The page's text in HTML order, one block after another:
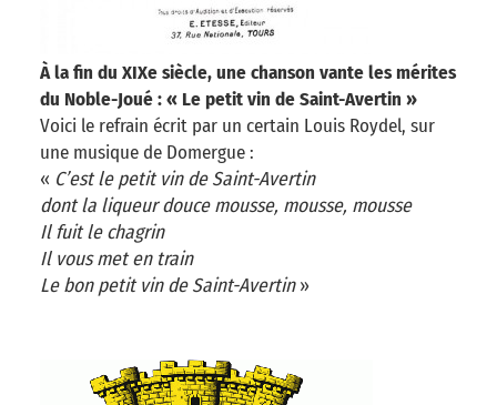
À la fin du XIXe siècle, une chanson vante les mérites
du Noble-Joué : « Le petit vin de Saint-Avertin »
Voici le refrain écrit par un certain Louis Roydel, sur
une musique de Domergue :
« C’est le petit vin de Saint-Avertin
dont la liqueur douce mousse, mousse, mousse
Il fuit le chagrin
Il vous met en train
Le bon petit vin de Saint-Avertin»